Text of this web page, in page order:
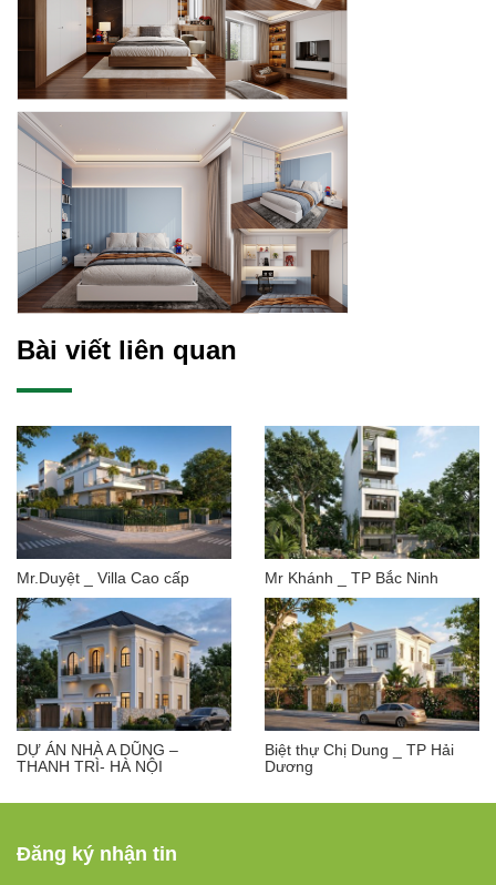
Bài viết liên quan
Mr.Duyệt _ Villa Cao cấp Mr Khánh _ TP Bắc Ninh
DỰ ÁN NHÀ A DŨNG –
THANH TRÌ- HÀ NỘI
Biệt thự Chị Dung _ TP Hải
Dương
Đăng ký nhận tin